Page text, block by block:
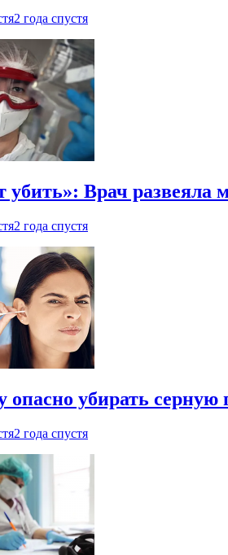
2 года спустя
убить»: Врач
2 года спустя
опасно убирать серную
2 года спустя